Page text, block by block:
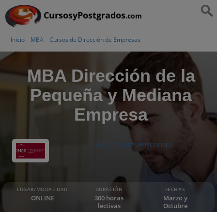
CursosyPostgrados.com
Inicio MBA Cursos de Dirección de Empresas
MBA Dirección de la
Pequeña y Mediana
Empresa
INSA ESTUDIOS SUPERIORES
LUGAR/MODALIDAD
ONLINE
DURACIÓN
300 horas
lectivas
FECHAS
Marzo y
Octubre